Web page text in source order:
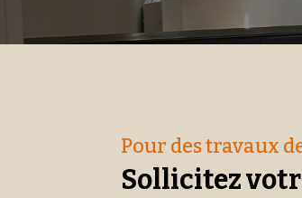
Pour des travaux
Sollicitez